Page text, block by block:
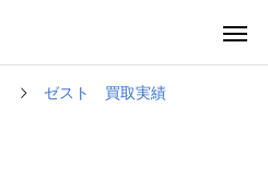
ゼスト 買取実績